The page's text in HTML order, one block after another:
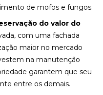
de mofos e fungos.
do valor do
com uma fachada
maior no mercado
na manutenção
garantem que seu
entre os demais.